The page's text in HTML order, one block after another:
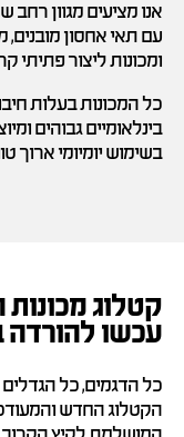
אנו מציעים מגוון רחב
עם תאי אחסון מובנים,
ומכונות ליצור פתיתי
כל המכונות בעלות
בינלאומיים גבוהים
בשימוש יומיומי ארוך
עכשו
כל הדגמים, כל
הקטלוג החדש